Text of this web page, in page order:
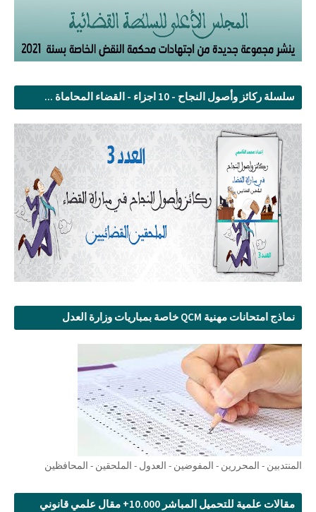
سلسلة ركائز وأصول النجاح - 10 اجزاء - القضاء المحاماة ...
نماذج امتحانات مهنية QCM خاصة بمباريات وزارة العدل
المنتدبين - المحررين - المفوضين - العدول - الملحقين - المحافظين
مقالات علمية للتحميل المباشر 10.000+ مقال علمي قانوني